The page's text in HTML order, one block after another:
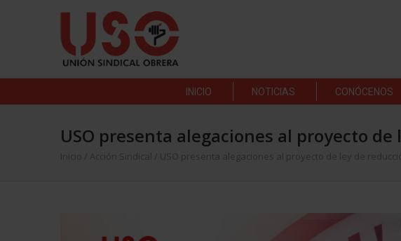
INICIO NOTICIAS CONÓCENOS
USO presenta alegaciones al proyecto
Inicio Acción Sindical USO presenta alegaciones al proyecto de ley de